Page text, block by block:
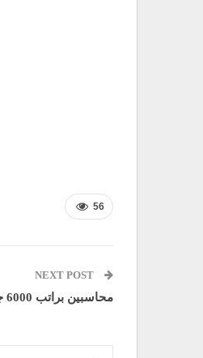
56
NEXT POST
محاسبين براتب 6000 جنيه – وأيضًا كورس لغة إنجليزية مجانًا